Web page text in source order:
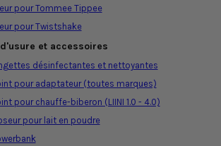
pour Tommee Tippee
pour Twistshake
et accessoires
désinfectantes et nettoyantes
pour adaptateur (toutes marques)
pour chauffe-biberon (LIINI 1.0 - 4.0)
pour lait en poudre